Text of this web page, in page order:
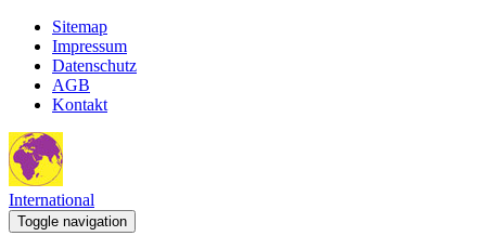
Sitemap
Impressum
Datenschutz
AGB
Kontakt
International
Toggle navigation